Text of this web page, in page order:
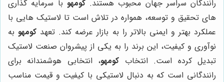
رانندگان سراسر جهان محبوب هستند.کومهو با سرمایه گذاری
های تحقیق و توسعه، همواره در تلاش است تا لاستیک هایی با
عملکرد بهتر و ایمنی بالاتر را به بازار عرضه کند. تعهد کومهو به
نوآوری و کیفیت، این برند را به یکی از پیشروان صنعت لاستیک
تبدیل کرده است. انتخاب کومهو، انتخابی هوشمندانه برای
رانندگانی است که به دنبال لاستیکی با کیفیت و قیمت مناسب